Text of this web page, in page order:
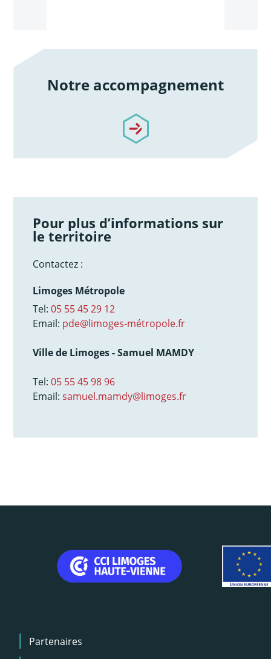
Notre accompagnement
/notre-accompagnement
Pour plus d’informations sur
le territoire
Contactez :
Limoges Métropole
Tel:05 55 45 29 12
Email: pde@limoges-métropole.fr
Ville de Limoges - Samuel MAMDY
Tel:05 55 45 98 96
Email:samuel.mamdy@limoges.fr
Menu
Pied
Partenaires